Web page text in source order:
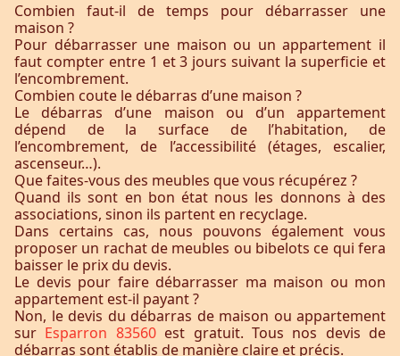
Combien faut-il de temps pour débarrasser une
maison ?
Pour débarrasser une maison ou un appartement il
faut compter entre 1 et 3 jours suivant la superficie et
l’encombrement.
Combien coute le débarras d’une maison ?
Le débarras d’une maison ou d’un appartement
dépend de la surface de l’habitation, de
l’encombrement, de l’accessibilité (étages, escalier,
ascenseur…).
Que faites-vous des meubles que vous récupérez ?
Quand ils sont en bon état nous les donnons à des
associations, sinon ils partent en recyclage.
Dans certains cas, nous pouvons également vous
proposer un rachat de meubles ou bibelots ce qui fera
baisser le prix du devis.
Le devis pour faire débarrasser ma maison ou mon
appartement est-il payant ?
Non, le devis du débarras de maison ou appartement
sur Esparron 83560 est gratuit. Tous nos devis de
débarras sont établis de manière claire et précis.